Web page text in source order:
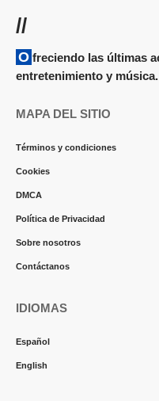
//
Ofreciendo las últimas actualizaciones y noticias sobre
entretenimiento y música.
MAPA DEL SITIO
Términos y condiciones
Cookies
DMCA
Política de Privacidad
Sobre nosotros
Contáctanos
IDIOMAS
Español
English